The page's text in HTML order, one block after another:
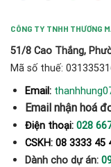
CÔNG TY TNHH THƯƠNG
51/8 Cao Thắng,
Mã số thuế:
Email:
Email nhận hoá
Điện thoại: 028
CSKH: 08 3333 45
Dành cho dự án: